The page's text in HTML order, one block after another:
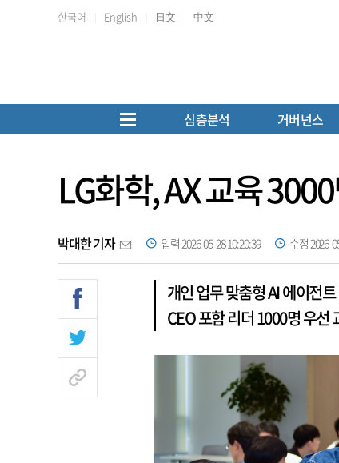
한국어 English 日文 中文
심층분석 거버넌스
LG화학, AX 교육
박대한 기자 입력 2026-05-28 10:20:39 수정 2026-
개인 업무 맞춤형 AI 에이전
CEO 포함 리더 1000명 우선